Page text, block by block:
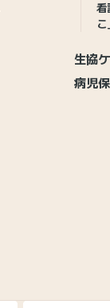
看
こ
生協
病児